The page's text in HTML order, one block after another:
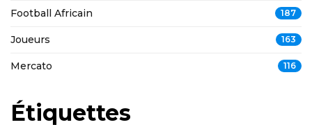
Football Africain 187
Joueurs 163
Mercato 116
Étiquettes